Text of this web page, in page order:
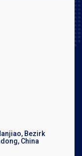
Bezirk
China